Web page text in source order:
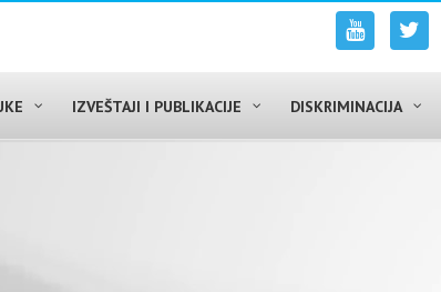
IZVEŠTAJI I PUBLIKACIJE DISKRIMINACIJA